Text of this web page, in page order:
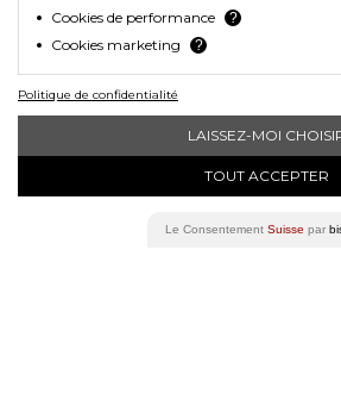
SKU
Cookies de performance ?
Cookies marketing ?
Politique de confidentialité
LAISSEZ-MOI
TOUT ACCEPTER
Le Consentement Suisse par